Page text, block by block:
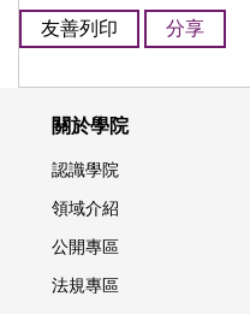
友善列印 分享
關於學院
認識學院
領域介紹
公開專區
法規專區